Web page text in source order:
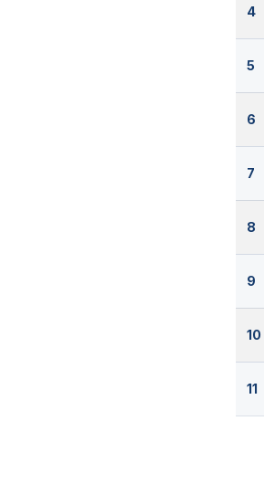
4
5
6
7
8
9
10
11